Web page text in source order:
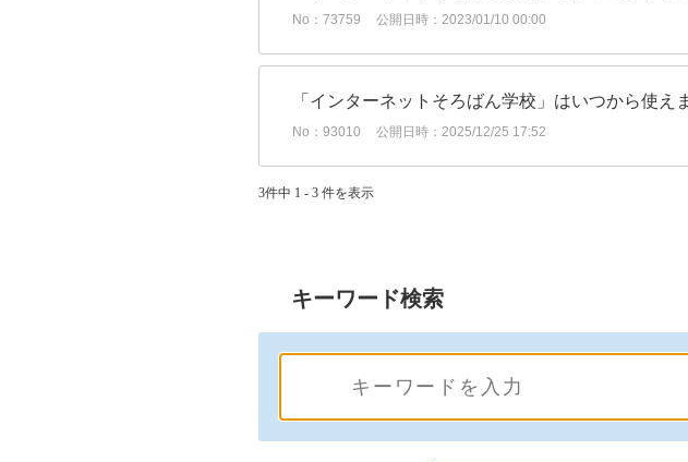
No：73759 公開日時：2023/01/10 00:00
「インターネットそろばん学校」はいつから使え
No：93010 公開日時：2025/12/25 17:52
3件中 1 - 3 件を表示
キーワード検索